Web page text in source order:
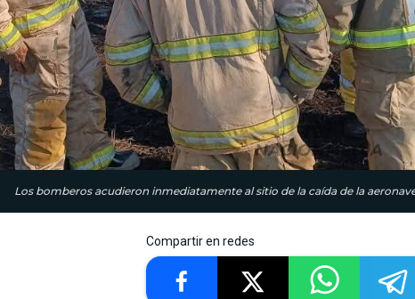
Los bomberos acudieron inmediatamente al sitio de la caída de la
Compartir en redes